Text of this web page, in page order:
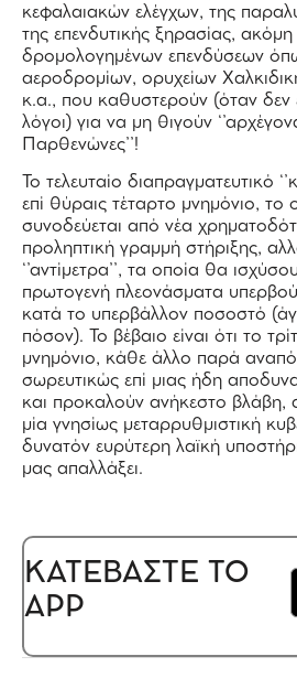
κεφαλαιακών ελέγχων, της
της επενδυτικής ξηρασίας, ακόμη
δρομολογημένων επενδύσεων
αεροδρομίων, ορυχείων
κ.α., που καθυστερούν (όταν δεν
λόγοι) για να μη θιγούν
Παρθενώνες’’!
Το τελευταίο διαπραγματευτικό
επί θύραις τέταρτο μνημόνιο, το
συνοδεύεται από νέα
προληπτική γραμμή στήριξης,
‘’αντίμετρα’’, τα οποία θα
πρωτογενή πλεονάσματα
κατά το υπερβάλλον ποσοστό
πόσον). Το βέβαιο είναι ότι το
μνημόνιο, κάθε άλλο παρά
σωρευτικώς επί μιας ήδη
και προκαλούν ανήκεστο βλάβη,
μία γνησίως μεταρρυθμιστική
δυνατόν ευρύτερη λαϊκή
μας απαλλάξει.
ΚΑΤΕΒΑΣΤΕ ΤΟ
APP